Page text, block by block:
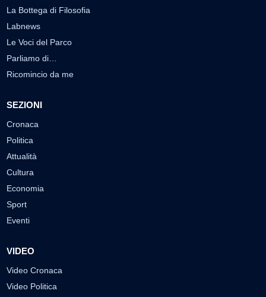
La Bottega di Filosofia
Labnews
Le Voci del Parco
Parliamo di…
Ricomincio da me
SEZIONI
Cronaca
Politica
Attualità
Cultura
Economia
Sport
Eventi
VIDEO
Video Cronaca
Video Politica